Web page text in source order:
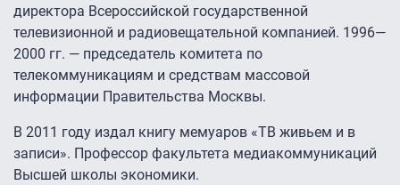
директора Всероссийской государственной
телевизионной и радиовещательной компанией. 1996—
2000 гг. — председатель комитета по
телекоммуникациям и средствам массовой
информации Правительства Москвы.
В 2011 году издал книгу мемуаров «ТВ живьем и в
записи». Профессор факультета медиакоммуникаций
Высшей школы экономики.